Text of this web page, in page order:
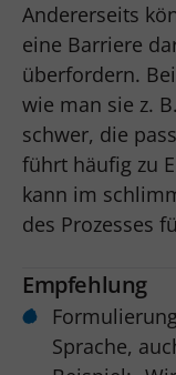
Andererseits
eine Barriere
überfordern.
wie man sie z.
schwer, die
führt häufig zu
kann im
des Prozesses
Empfehlung
Sprache,